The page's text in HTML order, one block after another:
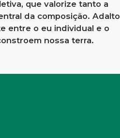
que valorize tanto a
da composição. Adalto
entre o eu individual e o
nossa terra.